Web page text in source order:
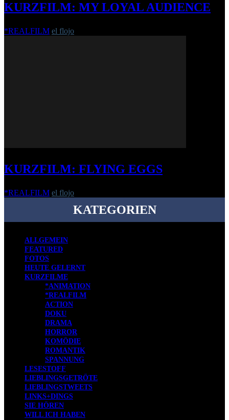
KURZFILM: MY LOYAL AUDIENCE
*REALFILM el flojo
KURZFILM: FLYING EGGS
*REALFILM el flojo
KATEGORIEN
ALLGEMEIN
FEATURED
FOTOS
HEUTE GELERNT
KURZFILME
*ANIMATION
*REALFILM
ACTION
DOKU
DRAMA
HORROR
KOMÖDIE
ROMANTIK
SPANNUNG
LESESTOFF
LIEBLINGSGETRÖTE
LIEBLINGSTWEETS
LINKS+DINGS
SIE HÖREN
WILL ICH HABEN